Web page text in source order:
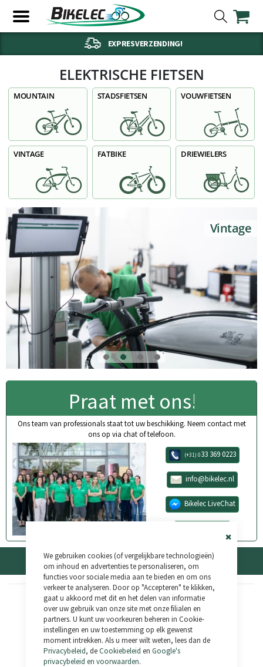
Close
We gebruiken cookies (of vergelijkbare technologieën)
om inhoud en advertenties te personaliseren, om
functies voor sociale media aan te bieden en om ons
verkeer te analyseren. Door op "Accepteren" te klikken,
gaat u akkoord met dit en het delen van informatie
over uw gebruik van onze site met onze filialen en
partners. U kunt uw voorkeuren beheren in Cookie-
instellingen en uw toestemming op elk gewenst
moment intrekken. Als u meer wilt weten, lees dan de
Privacybeleid, deCookiebeleid en Google's
privacybeleid en voorwaarden.
EXPRESVERZENDING!
ELEKTRISCHE FIETSEN
MOUNTAIN STADSFIETSEN VOUWFIETSEN
VINTAGE FATBIKE DRIEWIELERS
Vintage
Praat met ons!
Ons team van professionals staat tot uw beschikking. Neem contact met
ons op via chat of telefoon.
(+31) 033 369 0223
info@bikelec.nl
Bikelec LiveChat
Best Verkochte E-Bikes